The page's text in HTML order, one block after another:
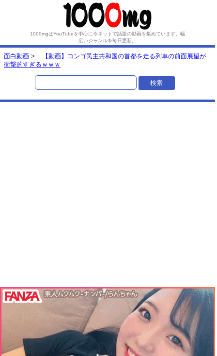
1000mgはYouTubeを中心に今ネットで話題の動画を集めています。 幅
広いジャンルを毎日更新。
面白動画 >
【動画】コンゴ民主共和国の首都を走る列車の前面展望が
衝撃的すぎるｗｗｗ